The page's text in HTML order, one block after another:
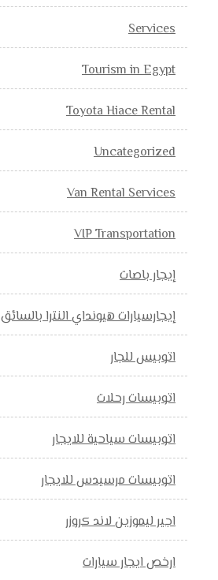
Services
Tourism in Egypt
Toyota Hiace Rental
Uncategorized
Van Rental Services
VIP Transportation
إيجار باصات
إيجارسيارات هيونداي النترا بالسائق
اتوبيس للجار
اتوبيسات رحلات
اتوبيسات سياحية للايجار
اتوبيسات مرسيدس للايجار
اجير ليموزين لاند كروزر
ارخص ايجار سيارات